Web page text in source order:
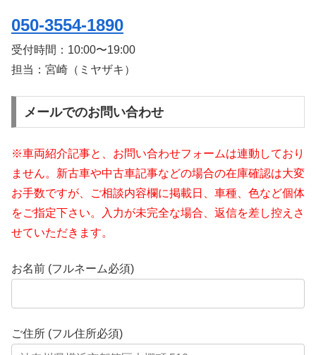
050-3554-1890
受付時間： 10:00〜19:00
担当：宮崎（ミヤザキ）
メールでのお問い合わせ
※車両紹介記事と、お問い合わせフォームは連動しており
ません。新古車や中古車記事などの場合の在庫確認は大変
お手数ですが、ご相談内容欄に掲載日、車種、色など個体
をご指定下さい。入力が未完全な場合、返信を差し控えさ
せていただきます。
お名前 (フルネーム必須)
ご住所 (フル住所必須)